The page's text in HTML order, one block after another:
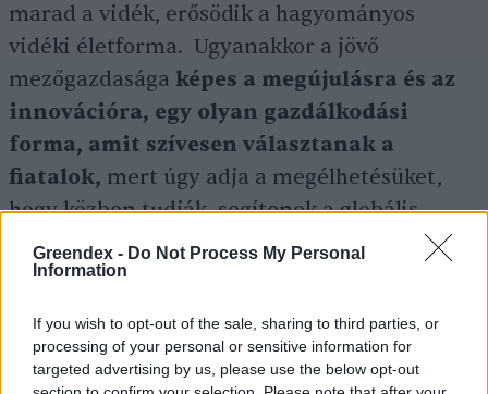
Greendex - Do Not Process My Personal
Information
If you wish to opt-out of the sale, sharing to third parties, or
processing of your personal or sensitive information for
targeted advertising by us, please use the below opt-out
marad a vidék, erősödik a hagyományos
vidéki életforma. Ugyanakkor a jövő
mezőgazdasága képes a megújulásra és az
innovációra, egy olyan gazdálkodási
forma, amit szívesen választanak a
fiatalok, mert úgy adja a megélhetésüket,
hogy közben tudják, segítenek a globális
környezeti kihívások leküzdésében.
Cikkajánló
A gazda, aki molnár is: Nobilis